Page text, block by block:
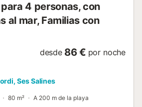
4 personas, con
al mar, Familias con
desde 86 € por noche
Ses Salines
80 m² A 200 m de la playa